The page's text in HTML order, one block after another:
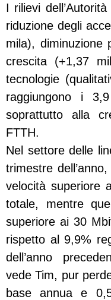
I rilievi
riduzione degli
mila), diminuzione
crescita (+1,37
tecnologie
raggiungono i
soprattutto alla
FTTH.
Nel settore delle
trimestre
velocità superiore
totale, mentre
superiore ai 30
rispetto al 9,9%
dell’anno
vede Tim, pur
base annua e